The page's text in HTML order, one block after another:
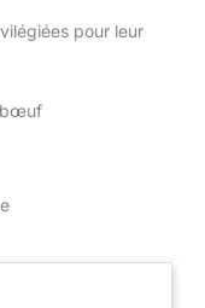
pour leur
bœuf